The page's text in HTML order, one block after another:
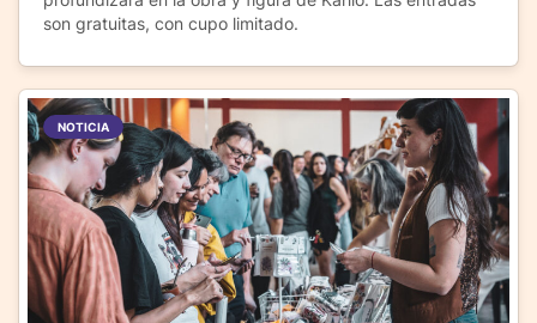
son gratuitas, con cupo limitado.
NOTICIA